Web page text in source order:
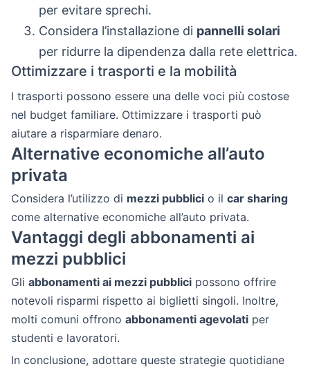
per evitare sprechi.
Considera l’installazione di pannelli solari
per ridurre la dipendenza dalla rete elettrica.
Ottimizzare i trasporti e la mobilità
I trasporti possono essere una delle voci più costose
nel budget familiare. Ottimizzare i trasporti può
aiutare a risparmiare denaro.
Alternative economiche all’auto
privata
Considera l’utilizzo di mezzi pubblici o il car sharing
come alternative economiche all’auto privata.
Vantaggi degli abbonamenti ai
mezzi pubblici
Gli abbonamenti ai mezzi pubblici possono offrire
notevoli risparmi rispetto ai biglietti singoli. Inoltre,
molti comuni offrono abbonamenti agevolati per
studenti e lavoratori.
In conclusione, adottare queste strategie quotidiane